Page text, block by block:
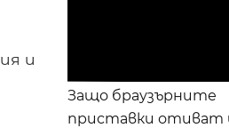
и
Защо браузърните
приставки отиват